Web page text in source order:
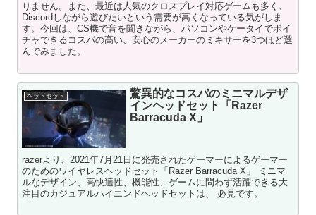
りません。また、最近は人気のクロスプレイ対応ゲームも多く、
Discordしながら遊びたいという需要が高くなっている気がしま
す。今回は、CS機で音を聞きながら、パソコンやケータイでボイ
チャできるコスパの高い、安心のメーカーのミキサーを3つほど選
んでみました。
ヘッドセット
驚異的なコスパのミニマルデザ
インヘッドセット「Razer
Barracuda X」
razerより、2021年7月21日に発売されたゲーマーによるゲーマー
のためのワイヤレスヘッドセット「Razer Barracuda X」 ミニマ
ルなデザイン、高快適性、機能性、ゲームに問わず活躍できる大
注目のカジュアルハイエンドヘッドセットは、 必見です。